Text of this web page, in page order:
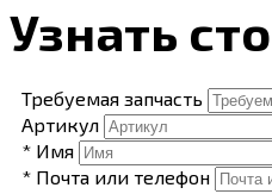
Узнать
Требуемая запчасть
Артикул
* Имя
* Почта или телефон